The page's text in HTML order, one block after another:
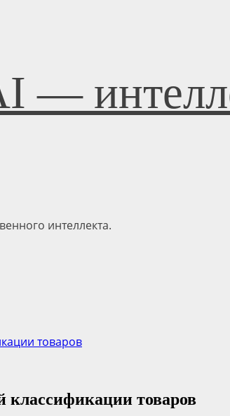
—
интеллекта.
товаров
классификации товаров